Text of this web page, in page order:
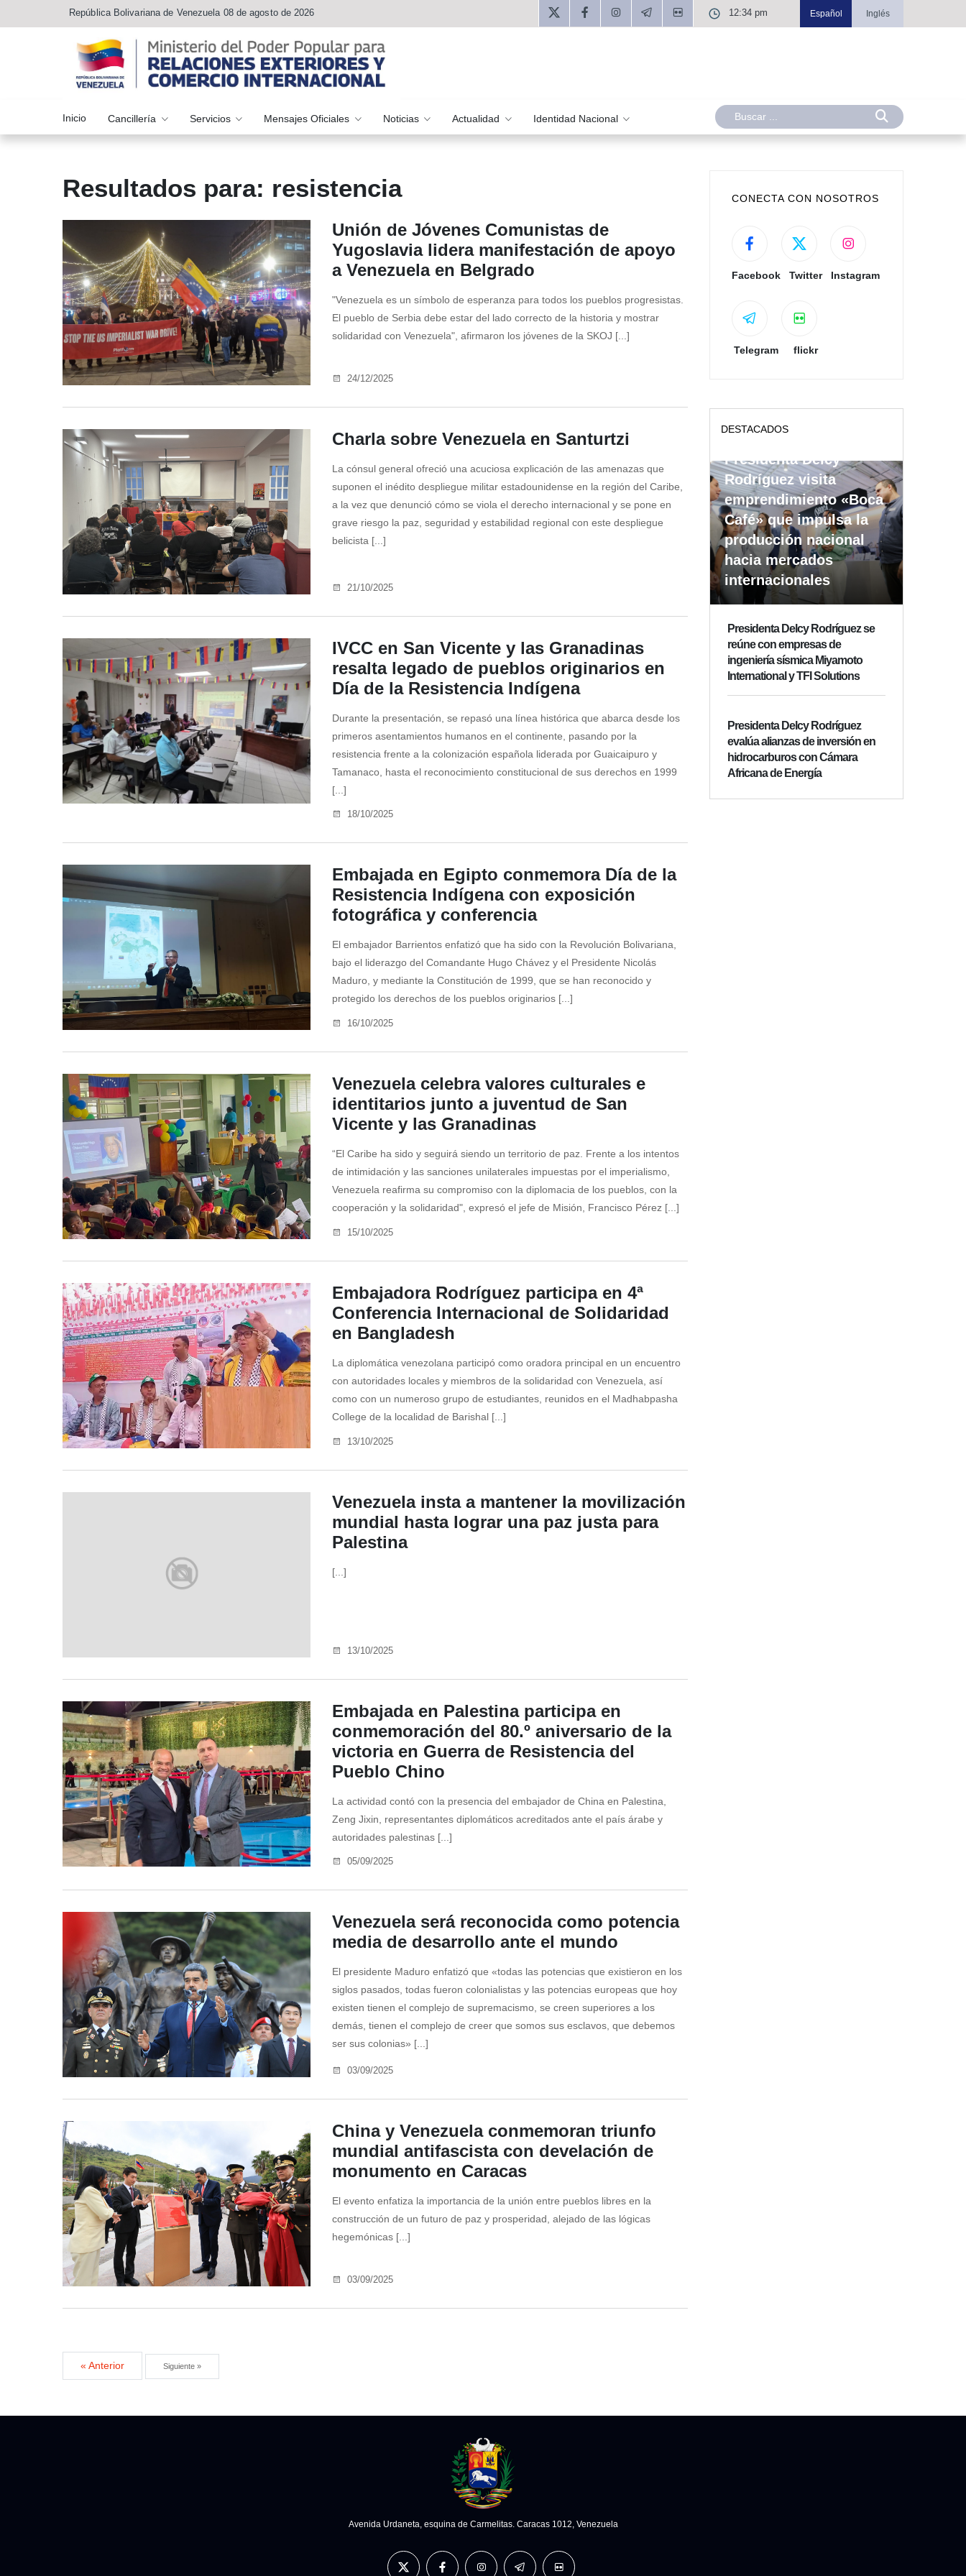
República Bolivariana de Venezuela 08 de agosto de 2026 12:34 pm Español Inglés
Inicio Cancillería Servicios Mensajes Oficiales Noticias Actualidad Identidad Nacional
Resultados para: resistencia
Unión de Jóvenes Comunistas de
Yugoslavia lidera manifestación de apoyo
a Venezuela en Belgrado
"Venezuela es un símbolo de esperanza para todos los pueblos progresistas.
El pueblo de Serbia debe estar del lado correcto de la historia y mostrar
solidaridad con Venezuela", afirmaron los jóvenes de la SKOJ [...]
24/12/2025
Charla sobre Venezuela en Santurtzi
La cónsul general ofreció una acuciosa explicación de las amenazas que
suponen el inédito despliegue militar estadounidense en la región del Caribe,
a la vez que denunció cómo se viola el derecho internacional y se pone en
grave riesgo la paz, seguridad y estabilidad regional con este despliegue
belicista [...]
21/10/2025
IVCC en San Vicente y las Granadinas
resalta legado de pueblos originarios en
Día de la Resistencia Indígena
Durante la presentación, se repasó una línea histórica que abarca desde los
primeros asentamientos humanos en el continente, pasando por la
resistencia frente a la colonización española liderada por Guaicaipuro y
Tamanaco, hasta el reconocimiento constitucional de sus derechos en 1999
[...]
18/10/2025
Embajada en Egipto conmemora Día de la
Resistencia Indígena con exposición
fotográfica y conferencia
El embajador Barrientos enfatizó que ha sido con la Revolución Bolivariana,
bajo el liderazgo del Comandante Hugo Chávez y el Presidente Nicolás
Maduro, y mediante la Constitución de 1999, que se han reconocido y
protegido los derechos de los pueblos originarios [...]
16/10/2025
Venezuela celebra valores culturales e
identitarios junto a juventud de San
Vicente y las Granadinas
“El Caribe ha sido y seguirá siendo un territorio de paz. Frente a los intentos
de intimidación y las sanciones unilaterales impuestas por el imperialismo,
Venezuela reafirma su compromiso con la diplomacia de los pueblos, con la
cooperación y la solidaridad", expresó el jefe de Misión, Francisco Pérez [...]
15/10/2025
Embajadora Rodríguez participa en 4ª
Conferencia Internacional de Solidaridad
en Bangladesh
La diplomática venezolana participó como oradora principal en un encuentro
con autoridades locales y miembros de la solidaridad con Venezuela, así
como con un numeroso grupo de estudiantes, reunidos en el Madhabpasha
College de la localidad de Barishal [...]
13/10/2025
Venezuela insta a mantener la movilización
mundial hasta lograr una paz justa para
Palestina
[...]
13/10/2025
Embajada en Palestina participa en
conmemoración del 80.º aniversario de la
victoria en Guerra de Resistencia del
Pueblo Chino
La actividad contó con la presencia del embajador de China en Palestina,
Zeng Jixin, representantes diplomáticos acreditados ante el país árabe y
autoridades palestinas [...]
05/09/2025
Venezuela será reconocida como potencia
media de desarrollo ante el mundo
El presidente Maduro enfatizó que «todas las potencias que existieron en los
siglos pasados, todas fueron colonialistas y las potencias europeas que hoy
existen tienen el complejo de supremacismo, se creen superiores a los
demás, tienen el complejo de creer que somos sus esclavos, que debemos
ser sus colonias» [...]
03/09/2025
China y Venezuela conmemoran triunfo
mundial antifascista con develación de
monumento en Caracas
El evento enfatiza la importancia de la unión entre pueblos libres en la
construcción de un futuro de paz y prosperidad, alejado de las lógicas
hegemónicas [...]
03/09/2025
« Anterior Siguiente »
CONECTA CON NOSOTROS
Facebook Twitter Instagram
Telegram flickr
DESTACADOS
Presidenta Delcy
Rodríguez visita
emprendimiento «Boca
Café» que impulsa la
producción nacional
hacia mercados
internacionales
Presidenta Delcy Rodríguez se
reúne con empresas de
ingeniería sísmica Miyamoto
International y TFI Solutions
Presidenta Delcy Rodríguez
evalúa alianzas de inversión en
hidrocarburos con Cámara
Africana de Energía
Avenida Urdaneta, esquina de Carmelitas. Caracas 1012, Venezuela